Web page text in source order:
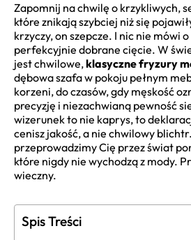
Zapomnij na chwilę o krzykliwych,
które znikają szybciej niż się
krzyczy, on szepcze. I nic nie mówi
perfekcyjnie dobrane cięcie. W
jest chwilowe,klasyczne fryzury
dębowa szafa w pokoju pełnym
korzeni, do czasów, gdy męskość
precyzję i niezachwianą pewność
wizerunek to nie kaprys, to
cenisz jakość, a nie chwilowy
przeprowadzimy Cię przez świat
które nigdy nie wychodzą z mody.
wieczny.
Spis Treści